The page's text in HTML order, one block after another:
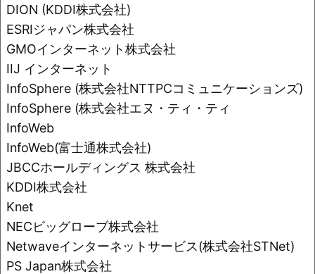
o
o
k
DION (KDDI株式会社)
ESRIジャパン株式会社
GMOインターネット株式会社
IIJ インターネット
InfoSphere (株式会社NTTPCコミュニケーションズ)
InfoSphere (株式会社エヌ・ティ・ティ
InfoWeb
InfoWeb(富士通株式会社)
JBCCホールディングス 株式会社
KDDI株式会社
Knet
NECビッグローブ株式会社
Netwaveインターネットサービス(株式会社STNet)
PS Japan株式会社